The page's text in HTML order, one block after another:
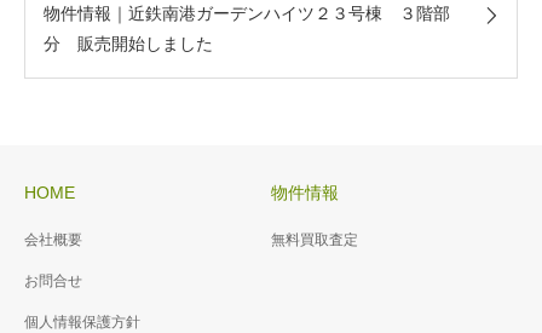
物件情報｜近鉄南港ガーデンハイツ２３号棟 ３階部
分 販売開始しました
HOME
会社概要
お問合せ
個人情報保護方針
物件情報
無料買取査定